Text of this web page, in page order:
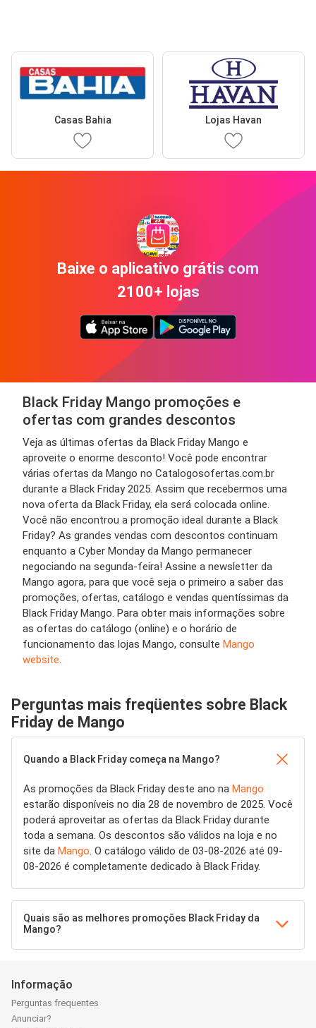
Casas Bahia Lojas Havan
Baixe o aplicativo grátis com
2100+ lojas
Black Friday Mango promoções e
ofertas com grandes descontos
Veja as últimas ofertas da Black Friday Mango e
aproveite o enorme desconto! Você pode encontrar
várias ofertas da Mango no Catalogosofertas.com.br
durante a Black Friday 2025. Assim que recebermos uma
nova oferta da Black Friday, ela será colocada online.
Você não encontrou a promoção ideal durante a Black
Friday? As grandes vendas com descontos continuam
enquanto a Cyber Monday da Mango permanecer
negociando na segunda-feira! Assine a newsletter da
Mango agora, para que você seja o primeiro a saber das
promoções, ofertas, catálogo e vendas quentíssimas da
Black Friday Mango. Para obter mais informações sobre
as ofertas do catálogo (online) e o horário de
funcionamento das lojas Mango, consulte Mango
website.
Perguntas mais freqüentes sobre Black
Friday de Mango
Quando a Black Friday começa na Mango?
As promoções da Black Friday deste ano na Mango
estarão disponíveis no dia 28 de novembro de 2025. Você
poderá aproveitar as ofertas da Black Friday durante
toda a semana. Os descontos são válidos na loja e no
site da Mango. O catálogo válido de 03-08-2026 até 09-
08-2026 é completamente dedicado à Black Friday.
Quais são as melhores promoções Black Friday da
Mango?
Informação
Perguntas frequentes
Anunciar?